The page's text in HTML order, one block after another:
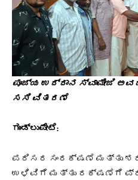
ಪೂಜ್ಯ ಉದ್ದಾನ ಸ್ವಾಮೀಜಿ
ಸಸಿ ವಿತರಣೆ
ಗುಂಡ್ಲುಪೇಟೆ:
ಪರಿಸರ ಸಂರಕ್ಷಣೆ ಮತ್ತು
ಉಳಿವಿಗೆ ಮತ್ತು ರಕ್ಷಣೆಗೆ